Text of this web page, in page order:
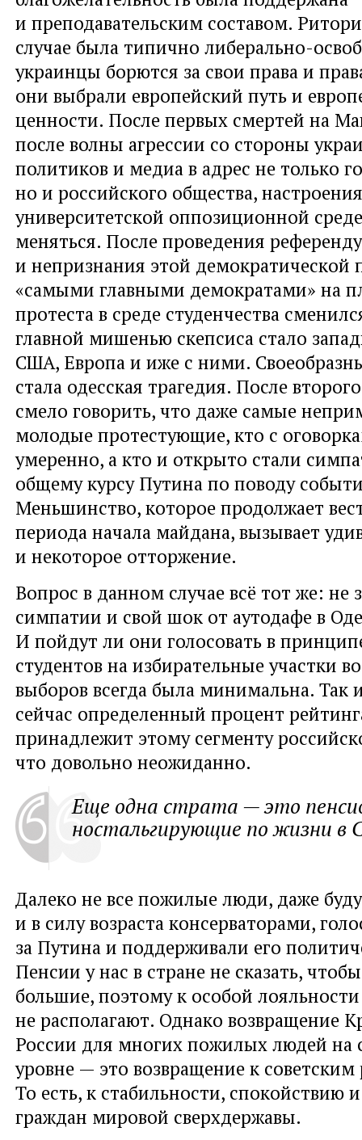
и преподавательским составом.
случае была типично либерально-
украинцы борются за свои права и
они выбрали европейский путь и
ценности. После первых смертей на
после волны агрессии со стороны
политиков и медиа в адрес не только
но и российского общества,
университетской оппозиционной
меняться. После проведения
и непризнания этой демократической
«самыми главными демократами» на
протеста в среде студенчества
главной мишенью скепсиса стало
США, Европа и иже с ними.
стала одесская трагедия. После
смело говорить, что даже самые
молодые протестующие, кто с
умеренно, а кто и открыто стали
общему курсу Путина по поводу
Меньшинство, которое продолжает
периода начала майдана, вызывает
и некоторое отторжение.
Вопрос в данном случае всё тот же: не
симпатии и свой шок от аутодафе в
И пойдут ли они голосовать в
студентов на избирательные участки
выборов всегда была минимальна. Так
сейчас определенный процент
принадлежит этому сегменту
что довольно неожиданно.
Еще одна страта — это
ностальгирующие по жизни в
Далеко не все пожилые люди, даже
и в силу возраста консерваторами,
за Путина и поддерживали его
Пенсии у нас в стране не сказать,
большие, поэтому к особой
не располагают. Однако возвращение
России для многих пожилых людей на
уровне — это возвращение к
То есть, к стабильности, спокойствию
граждан мировой сверхдержавы.